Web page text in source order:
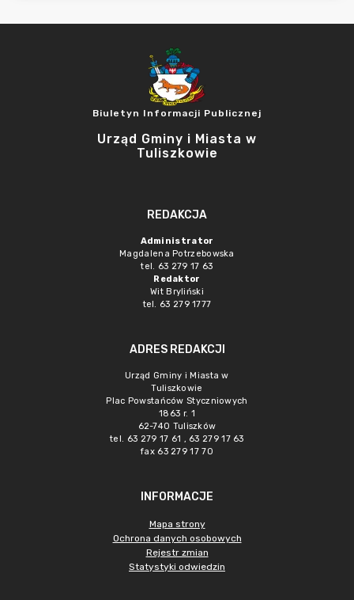
Biuletyn Informacji Publicznej
Urząd Gminy i Miasta w
Tuliszkowie
REDAKCJA
Administrator
Magdalena Potrzebowska
tel. 63 279 17 63
Redaktor
Wit Bryliński
tel. 63 279 1777
ADRES REDAKCJI
Urząd Gminy i Miasta w
Tuliszkowie
Plac Powstańców Styczniowych
1863 r. 1
62-740 Tuliszków
tel. 63 279 17 61 , 63 279 17 63
fax 63 279 17 70
INFORMACJE
Mapa strony
Ochrona danych osobowych
Rejestr zmian
Statystyki odwiedzin